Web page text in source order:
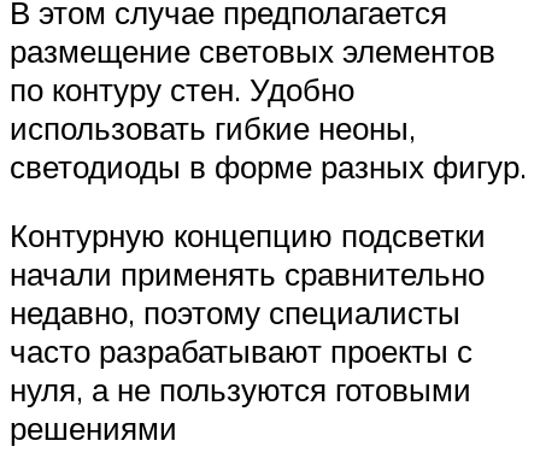
В этом случае предполагается
размещение световых элементов
по контуру стен. Удобно
использовать гибкие неоны,
светодиоды в форме разных фигур.
Контурную концепцию подсветки
начали применять сравнительно
недавно, поэтому специалисты
часто разрабатывают проекты с
нуля, а не пользуются готовыми
решениями